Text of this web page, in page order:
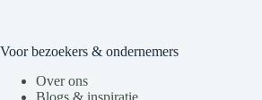
Voor bezoekers & ondernemers
Over ons
Blogs & inspiratie